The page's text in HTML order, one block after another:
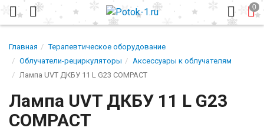
Главная
Терапевтическое оборудование
Облучатели-рециркуляторы
Аксессуары к облучателям
Лампа UVT ДКБУ 11 L G23 COMPACT
Лампа UVT ДКБУ 11 L G23
COMPACT